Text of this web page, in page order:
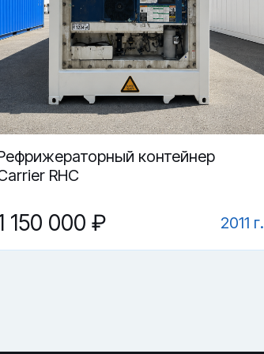
3 в Самаре?
EGHU 501106-3?
контейнер
RHC
150 000 ₽ 2011 г.